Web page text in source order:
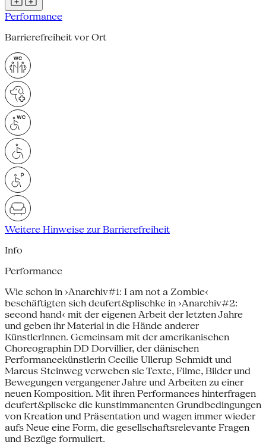
Performance
Barrierefreiheit vor Ort
Weitere Hinweise zur Barrierefreiheit
Info
Performance
Wie schon in ›Anarchiv#1: I am not a Zombie‹
beschäftigten sich deufert&plischke in ›Anarchiv#2:
second hand‹ mit der eigenen Arbeit der letzten Jahre
und geben ihr Material in die Hände anderer
KünstlerInnen. Gemeinsam mit der amerikanischen
Choreographin DD Dorvillier, der dänischen
Performancekünstlerin Cecilie Ullerup Schmidt und
Marcus Steinweg verweben sie Texte, Filme, Bilder und
Bewegungen vergangener Jahre und Arbeiten zu einer
neuen Komposition. Mit ihren Performances hinterfragen
deufert&pliscke die kunstimmanenten Grundbedingungen
von Kreation und Präsentation und wagen immer wieder
aufs Neue eine Form, die gesellschaftsrelevante Fragen
und Bezüge formuliert.